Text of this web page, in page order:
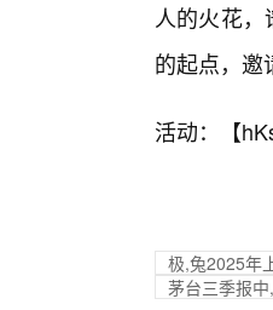
人的火花
的起点，邀
活动：【
极,兔2025年
茅台三季报